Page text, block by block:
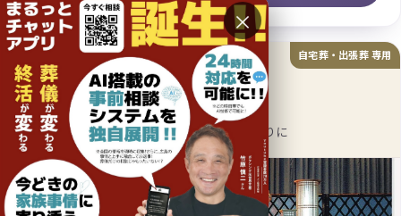
自宅葬・出張葬 専用
伝統式祭壇
白木祭壇プラン
伝統的な白木の荘厳な美しさ。格調高いお見送りに
×